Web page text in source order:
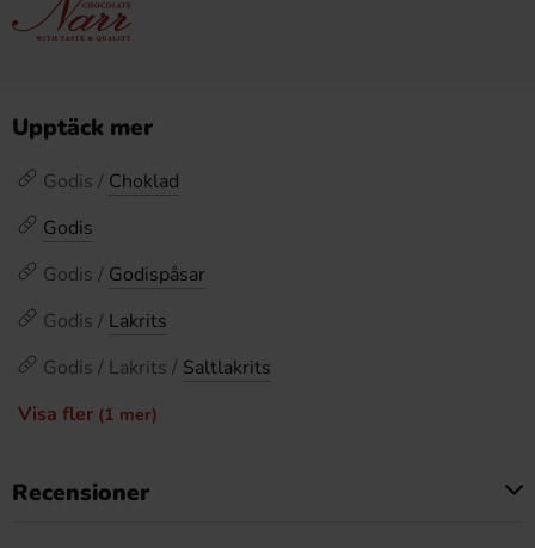
Upptäck mer
Godis / Choklad
Godis
Godis / Godispåsar
Godis / Lakrits
Godis / Lakrits / Saltlakrits
Visa fler (1 mer)
Recensioner